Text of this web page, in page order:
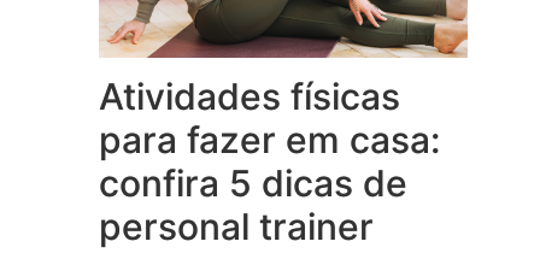
Atividades físicas
para fazer em casa:
confira 5 dicas de
personal trainer